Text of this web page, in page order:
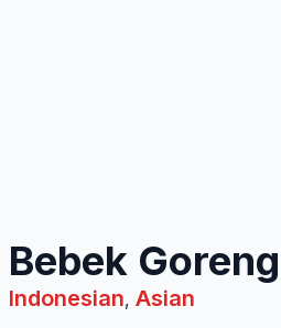
Bebek
Indonesian, Asian